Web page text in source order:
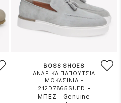
BOSS SHOES
ΑΝΔΡΙΚΑ ΠΑΠΟΥΤΣΙΑ
ΜΟΚΑΣΙΝΙΑ -
212D7865SUED -
ΜΠΕΖ - Genuine